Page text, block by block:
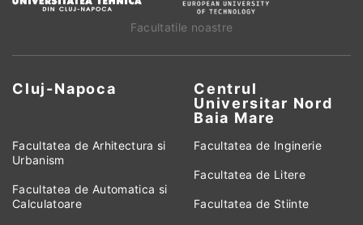
Facultatile noastre
Cluj-Napoca
Centrul
Universitar Nord
Baia Mare
Facultatea de Arhitectura si
Urbanism
Facultatea de Automatica si
Calculatoare
Facultatea de Inginerie
Facultatea de Litere
Facultatea de Stiinte